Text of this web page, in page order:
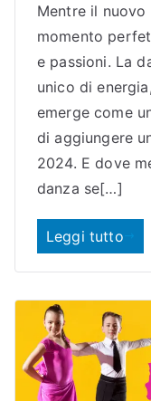
Mentre il nuovo
momento
e passioni. La
unico di
emerge come
di aggiungere
2024. E dove
danza se[…]
Leggi tutto